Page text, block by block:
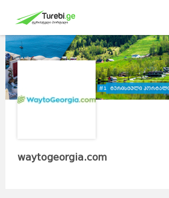
waytogeorgia.com